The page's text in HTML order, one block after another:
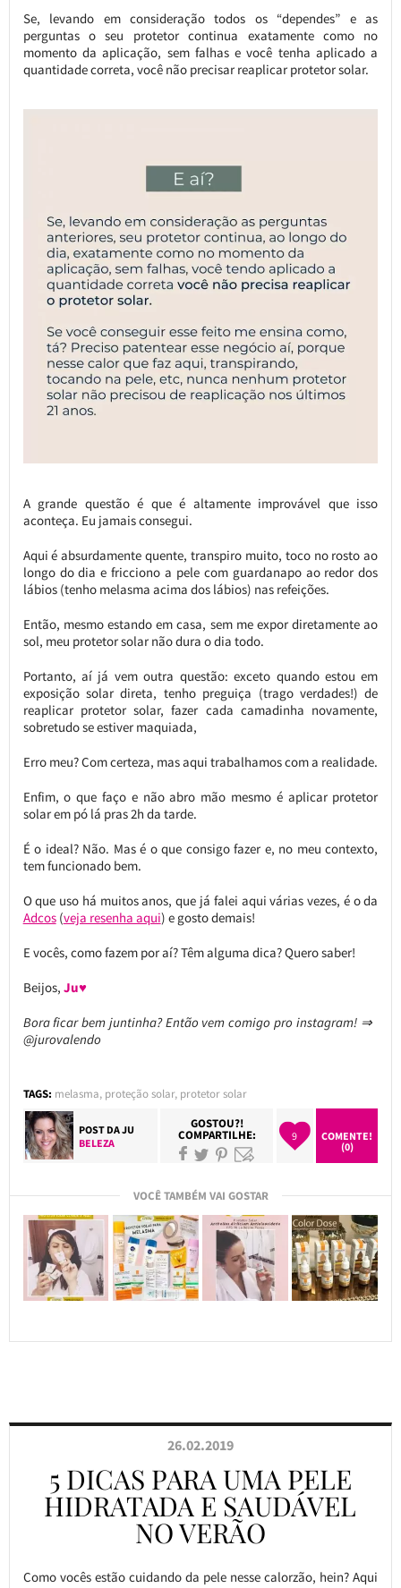
Se, levando em consideração todos os “dependes” e as
perguntas o seu protetor continua exatamente como no
momento da aplicação, sem falhas e você tenha aplicado a
quantidade correta, você não precisar reaplicar protetor solar.
A grande questão é que é altamente improvável que isso
aconteça. Eu jamais consegui.
Aqui é absurdamente quente, transpiro muito, toco no rosto ao
longo do dia e fricciono a pele com guardanapo ao redor dos
lábios (tenho melasma acima dos lábios) nas refeições.
Então, mesmo estando em casa, sem me expor diretamente ao
sol, meu protetor solar não dura o dia todo.
Portanto, aí já vem outra questão: exceto quando estou em
exposição solar direta, tenho preguiça (trago verdades!) de
reaplicar protetor solar, fazer cada camadinha novamente,
sobretudo se estiver maquiada,
Erro meu? Com certeza, mas aqui trabalhamos com a realidade.
Enfim, o que faço e não abro mão mesmo é aplicar protetor
solar em pó lá pras 2h da tarde.
É o ideal? Não. Mas é o que consigo fazer e, no meu contexto,
tem funcionado bem.
O que uso há muitos anos, que já falei aqui várias vezes, é o da
Adcos(veja resenha aqui) e gosto demais!
E vocês, como fazem por aí? Têm alguma dica? Quero saber!
Beijos, Ju♥
Bora ficar bem juntinha? Então vem comigo pro instagram! ⇒
@jurovalendo
TAGS: melasma, proteção solar, protetor solar
POST DAJU
BELEZA
GOSTOU?!
COMPARTILHE: 9
COMENTE!
(0)
VOCÊ TAMBÉM VAI GOSTAR
26.02.2019
5 DICAS PARA UMA PELE
HIDRATADA E SAUDÁVEL
NO VERÃO
Como vocês estão cuidando da pele nesse calorzão, hein? Aqui